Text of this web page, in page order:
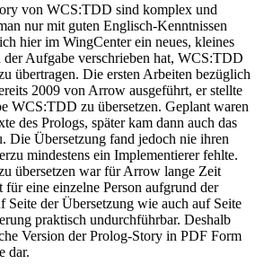
von WCS:TDD sind komplex und
nur mit guten Englisch-Kenntnissen
hier im WingCenter ein neues, kleines
der Aufgabe verschrieben hat, WCS:TDD
übertragen. Die ersten Arbeiten bezüglich
2009 von Arrow ausgeführt, er stellte
WCS:TDD zu übersetzen. Geplant waren
des Prologs, später kam dann auch das
Die Übersetzung fand jedoch nie ihren
mindestens ein Implementierer fehlte.
übersetzen war für Arrow lange Zeit
für eine einzelne Person aufgrund der
der Übersetzung wie auch auf Seite
praktisch undurchführbar. Deshalb
Version der Prolog-Story in PDF Form
dar.